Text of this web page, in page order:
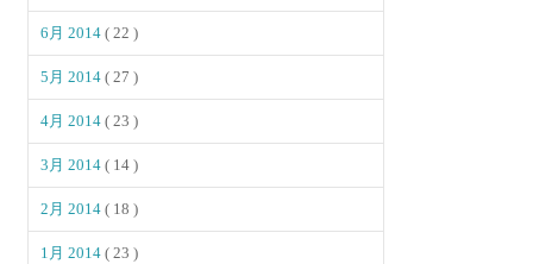
6月 2014( 22 )
5月 2014( 27 )
4月 2014( 23 )
3月 2014( 14 )
2月 2014( 18 )
1月 2014( 23 )